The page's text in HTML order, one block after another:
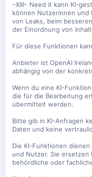
–XIII– Need it kann KI-
können Nutzerinnen und
von Leaks, beim
der Einordnung von
Für diese Funktionen
Anbieter ist OpenAI
abhängig von der
Wenn du eine KI-
die für die Bearbeitung
übermittelt werden.
Bitte gib in KI-Anfragen
Daten und keine
Die KI-Funktionen
und Nutzer. Sie
behördliche oder